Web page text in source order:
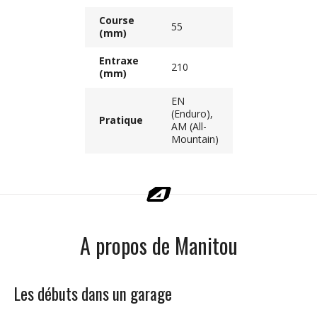
Course
(mm)
55
Entraxe
(mm)
210
Pratique
EN
(Enduro),
AM (All-
Mountain)
A propos de Manitou
Les débuts dans un garage